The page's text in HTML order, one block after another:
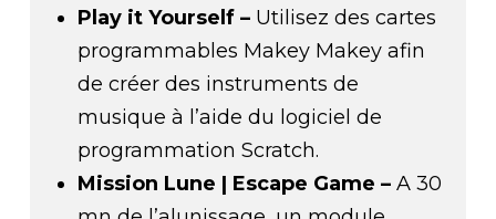
Play it Yourself – Utilisez des cartes
programmables Makey Makey afin
de créer des instruments de
musique à l’aide du logiciel de
programmation Scratch.
Mission Lune | Escape Game –A 30